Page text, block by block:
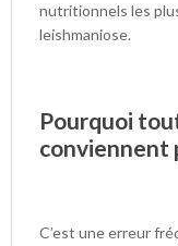
nutritionnels les
leishmaniose.
Pourquoi
conviennent
C’est une erreur